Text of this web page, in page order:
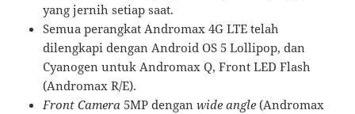
yang jernih setiap saat.
Semua perangkat Andromax 4G LTE telah
dilengkapi dengan Android OS 5 Lollipop, dan
Cyanogen untuk Andromax Q, Front LED Flash
(Andromax R/E).
Front Camera 5MP denganwide angle (Andromax